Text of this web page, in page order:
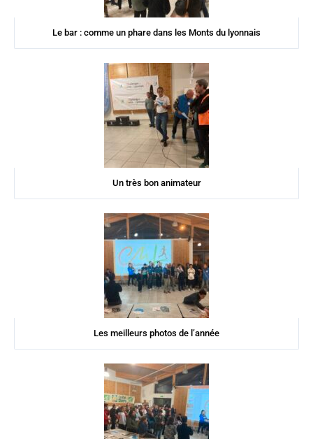
Le bar : comme un phare dans les Monts du lyonnais
Un très bon animateur
Les meilleurs photos de l’année